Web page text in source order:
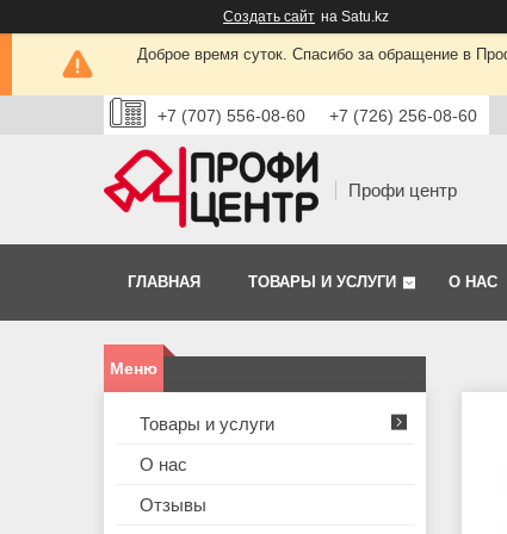
Создать сайт на Satu.kz
Доброе время суток. Спасибо за обращение в
+7 (707) 556-08-60 +7 (726) 256-08-60
Профи центр
ГЛАВНАЯ ТОВАРЫ И УСЛУГИ О НАС
Товары и услуги
О нас
Отзывы